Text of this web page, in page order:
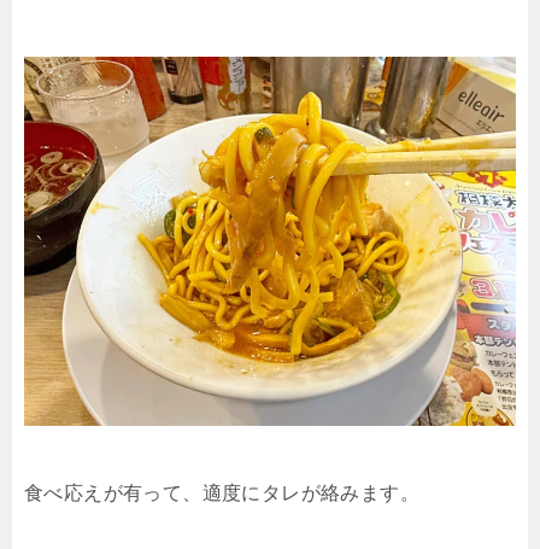
食べ応えが有って、適度にタレが絡みます。